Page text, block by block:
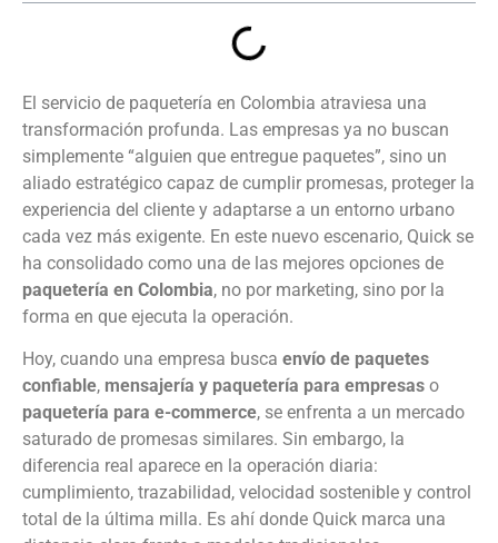
El servicio de paquetería en Colombia atraviesa una
transformación profunda. Las empresas ya no buscan
simplemente “alguien que entregue paquetes”, sino un
aliado estratégico capaz de cumplir promesas, proteger la
experiencia del cliente y adaptarse a un entorno urbano
cada vez más exigente. En este nuevo escenario, Quick se
ha consolidado como una de las mejores opciones de
paquetería en Colombia, no por marketing, sino por la
forma en que ejecuta la operación.
Hoy, cuando una empresa busca envío de paquetes
confiable, mensajería y paquetería para empresas o
paquetería para e-commerce, se enfrenta a un mercado
saturado de promesas similares. Sin embargo, la
diferencia real aparece en la operación diaria:
cumplimiento, trazabilidad, velocidad sostenible y control
total de la última milla. Es ahí donde Quick marca una